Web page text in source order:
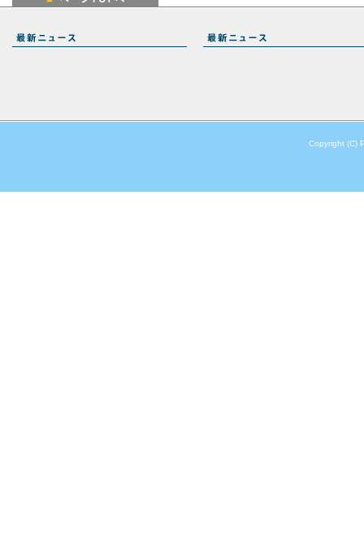
Copyright (C)